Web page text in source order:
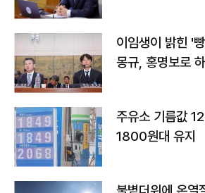
이임생이 밝힌 '
몽규, 홍명보로
주유소 기름값
1800원대 유지